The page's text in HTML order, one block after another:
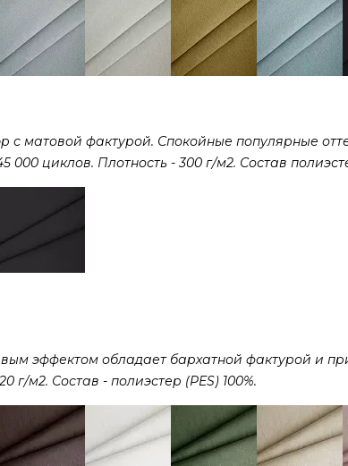
с матовой фактурой. Спокойные популярные
циклов. Плотность - 300 г/м2. Состав
эффектом обладает бархатной фактурой и
г/м2. Состав - полиэстер (PES) 100%.